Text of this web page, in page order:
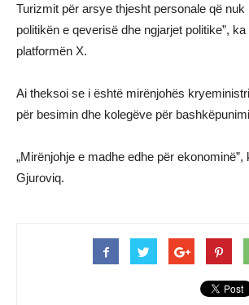
Turizmit për arsye thjesht personale që nuk
politikën e qeverisë dhe ngjarjet politike”,
platformën X.
Ai theksoi se i është mirënjohës
për besimin dhe kolegëve për
„Mirënjohje e madhe edhe për ekonominë”,
Gjuroviq.